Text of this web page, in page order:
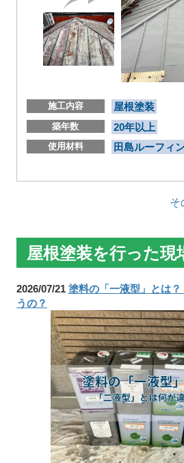
施工内容 屋根塗装
築年数 20年以上
使用材料 田島ルーフィ
そ
屋根塗装を行った現
2026/07/21 塗料の「一液型」とは
うの？